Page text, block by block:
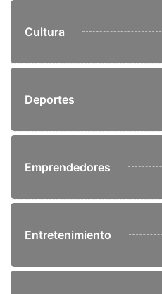
Cultura
Deportes
Emprendedores
Entretenimiento